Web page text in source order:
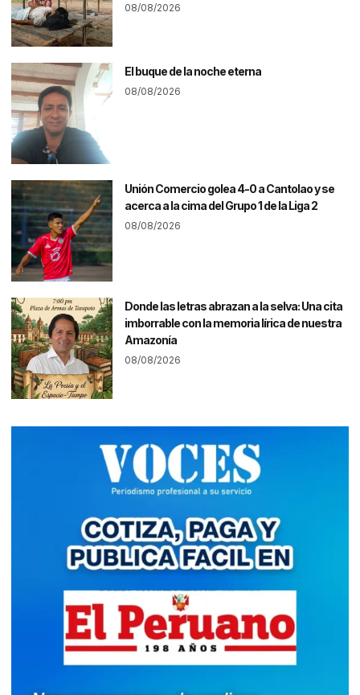
08/08/2026
El buque de la noche eterna
08/08/2026
Unión Comercio golea 4-0 a Cantolao y se
acerca a la cima del Grupo 1 de la Liga 2
08/08/2026
Donde las letras abrazan a la selva: Una cita
imborrable con la memoria lírica de nuestra
Amazonía
08/08/2026